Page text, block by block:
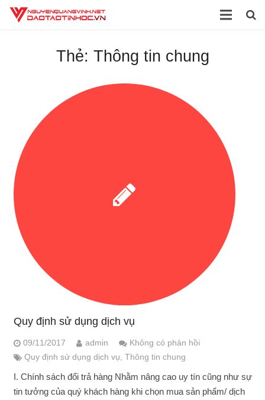
Dịch vụ
Sách
Tài liệu
Video
Blog
Liên hệ
Thẻ: Thông tin chung
Quy định sử dụng dịch vụ
09/11/2017 admin
Không có phản hồi
Quy định sử dụng dịch vụ, Thông tin chung
I. Chính sách đổi trả hàng Nhằm nâng cao uy tín cũng như sự
tin tưởng của quý khách hàng khi chọn mua sản phẩm/ dịch